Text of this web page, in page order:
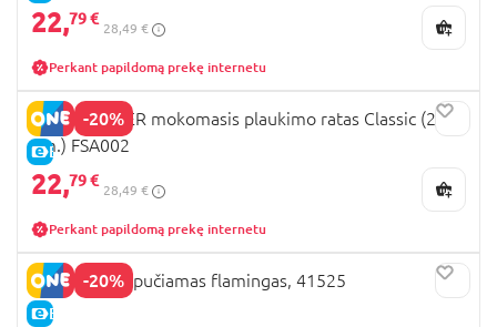
22,79 €
28,49 €
Perkant papildomą prekę internetu
-20%
E-KAINA
SWIMTRAINER mokomasis plaukimo ratas Classic (2-
6m.) FSA002
22,79 €
28,49 €
Perkant papildomą prekę internetu
-20%
E-KAINA
BESTWAY pripučiamas flamingas, 41525